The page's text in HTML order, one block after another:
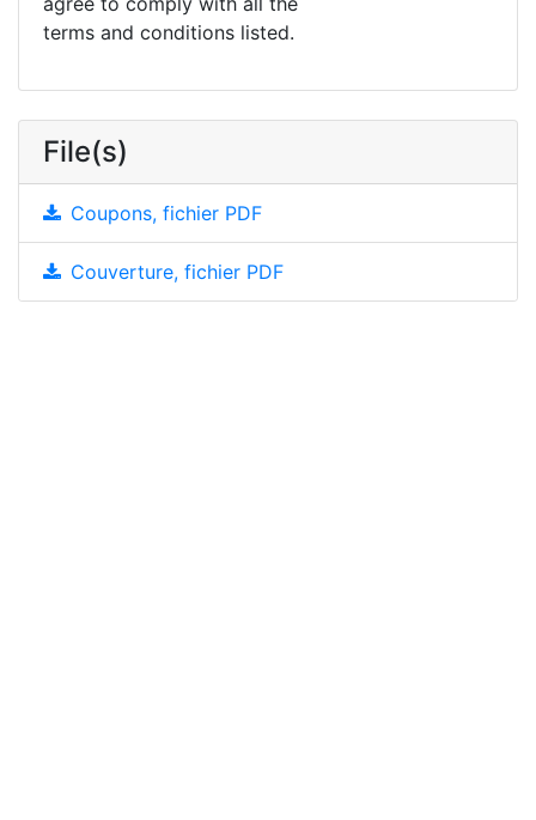
terms and conditions listed.
File(s)
Coupons, fichier PDF
Couverture, fichier PDF